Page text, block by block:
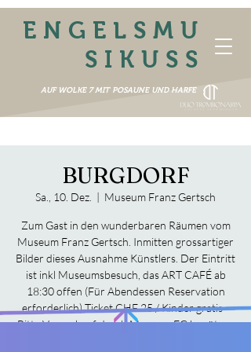
ENGELSMU
SIKUSS
AUF WOLKE 7 MIT POSAUNE UND HARFE
BURGDORF
Sa., 10. Dez.
  |
Museum Franz Gertsch
Zum Gast in den wunderbaren Räumen vom
Museum Franz Gertsch. Inmitten grossartiger
Bilder dieses Ausnahme Künstlers. Der Eintritt
ist inkl Museumsbesuch, das ART CAFÉ ab
18:30 offen (Für Abendessen Reservation
erforderlich) Ticket CHF 25 / Kinder gratis -
Bitte Vorverkauf durch Museum FG benützen